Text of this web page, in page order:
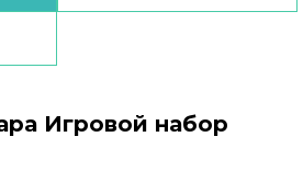
Игровой набор